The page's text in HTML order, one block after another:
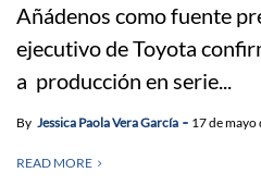
Añádenos como fuente
ejecutivo de Toyota
a producción en serie...
By Jessica Paola Vera García 17 de mayo
READ MORE